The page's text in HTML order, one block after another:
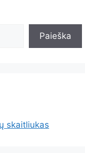
Paieška